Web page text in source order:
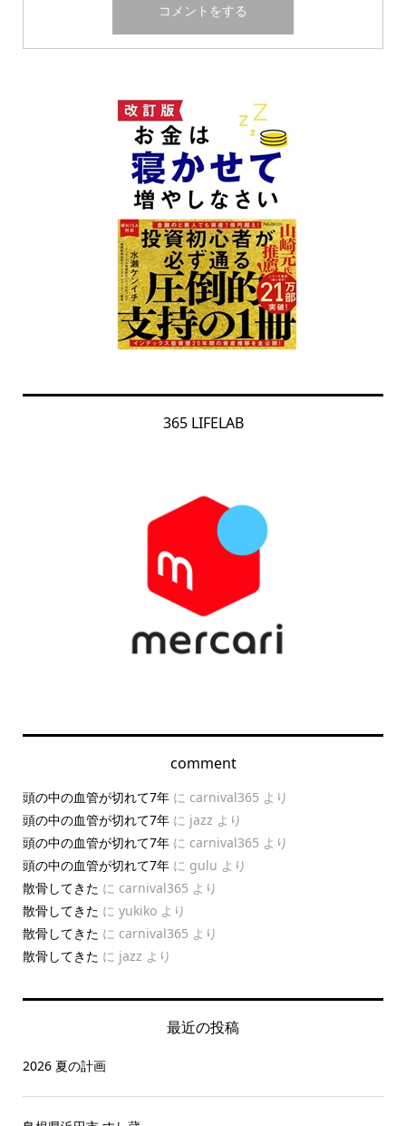
365 LIFELAB
comment
頭の中の血管が切れて7年に carnival365 より
頭の中の血管が切れて7年に jazz より
頭の中の血管が切れて7年に carnival365 より
頭の中の血管が切れて7年に gulu より
散骨してきた に carnival365 より
散骨してきた に yukikoより
散骨してきた に carnival365 より
散骨してきた に jazz より
最近の投稿
2026 夏の計画